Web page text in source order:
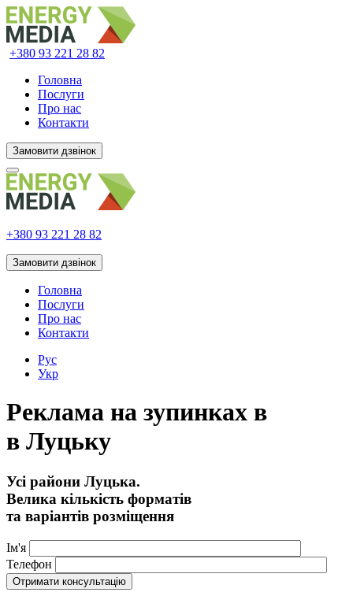
+380 93 221 28 82
Головна
Послуги
Про нас
Контакти
Замовити дзвінок
+380 93 221 28 82
Замовити дзвінок
Головна
Послуги
Про нас
Контакти
Рус
Укр
Реклама на зупинках в
в Луцьку
Усі райони Луцька.
Велика кількість форматів
та варіантів розміщення
Ім'я
Телефон